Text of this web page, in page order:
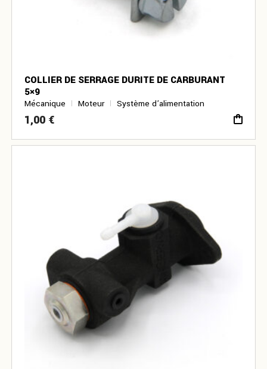
COLLIER DE SERRAGE DURITE DE CARBURANT
5×9
Mécanique Moteur Système d’alimentation
1,00 €